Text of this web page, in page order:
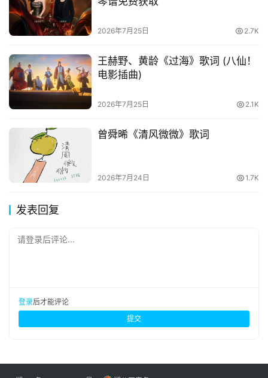
2026年7月25日 2.7K
王赫野、黄龄《过海》歌词 (八仙！
电影插曲)
2026年7月25日 2.1K
曾舜晞《清风微微》歌词
2026年7月24日 1.7K
发表回复
请登录后评论...
登录后才能评论
提交